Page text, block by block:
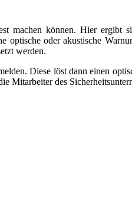
machen können. Hier ergibt
optische oder akustische
werden.
Diese löst dann einen
Mitarbeiter des